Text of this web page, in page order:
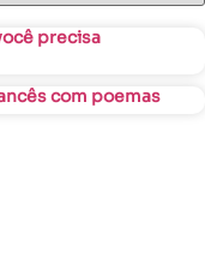
precisa
com poemas